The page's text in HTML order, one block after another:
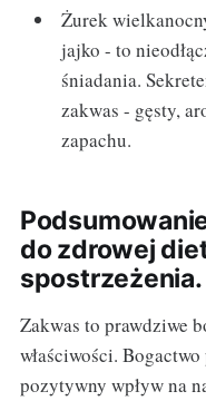
Żurek
jajko - to
śniadania.
zakwas - gęsty,
zapachu.
do zdrowej
spostrzeżenia.
Zakwas to prawdziwe
właściwości.
pozytywny wpływ na